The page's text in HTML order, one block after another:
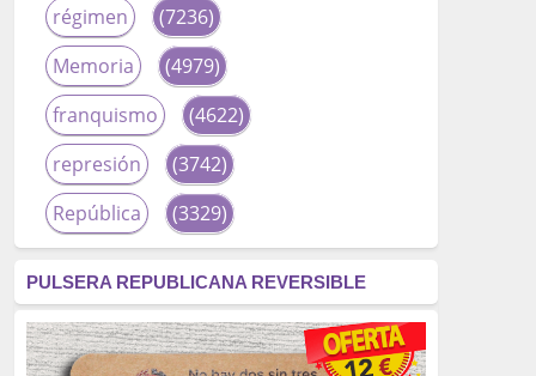
régimen
(7236)
Memoria
(4979)
franquismo
(4622)
represión
(3742)
República
(3329)
fascismo
(2677)
tardofranquismo
(2320)
PULSERA REPUBLICANA REVERSIBLE